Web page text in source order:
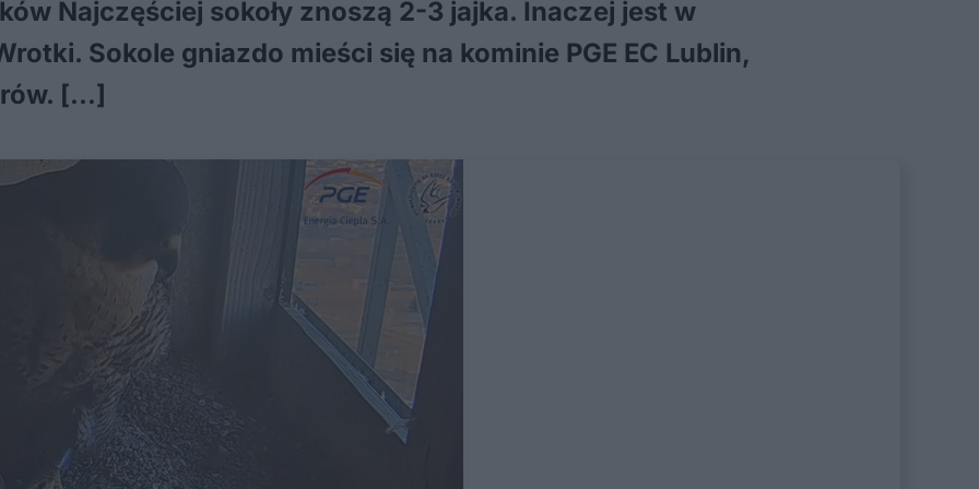
Najczęściej sokoły znoszą 2-3 jajka. Inaczej jest w
Sokole gniazdo mieści się na kominie PGE EC Lublin,
[…]